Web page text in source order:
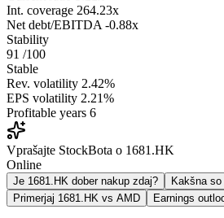
Int. coverage 264.23x
Net debt/EBITDA -0.88x
Stability
91 /100
Stable
Rev. volatility 2.42%
EPS volatility 2.21%
Profitable years 6
Vprašajte StockBota o 1681.HK
Online
Je 1681.HK dober nakup zdaj?
Kakšna
Primerjaj 1681.HK vs AMD
Earnings